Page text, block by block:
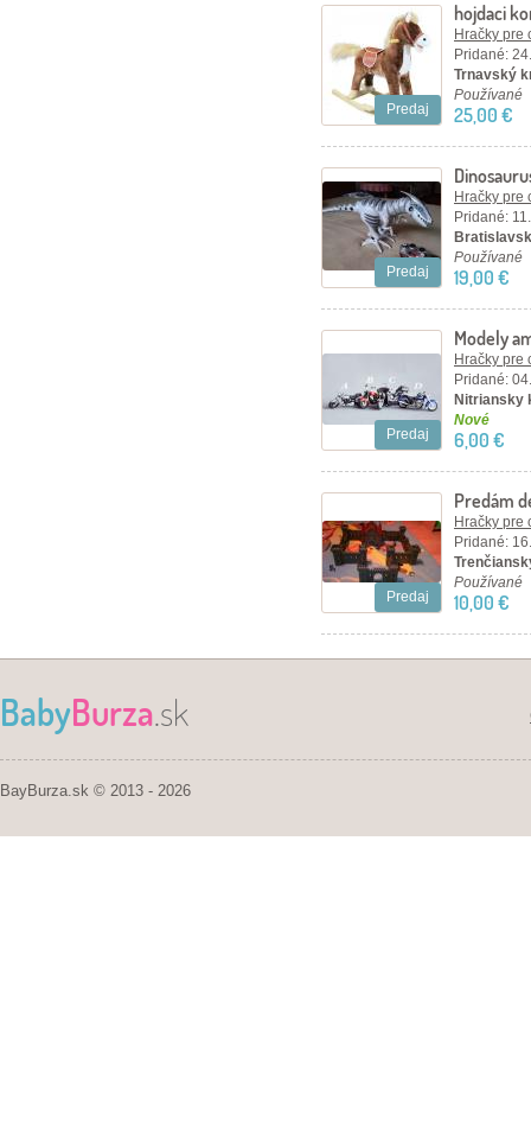
Predaj
hojdaci
Hračky pre
Pridané:
Trnavský
Používané
25,00 €
Predaj
Hračky pre
Pridané:
Používané
19,00 €
Predaj
Modely
Hračky pre
Pridané:
Nitriansky
Nové
6,00 €
Predaj
Predám
deti
Hračky pre
Pridané:
Používané
10,00 €
BabyBurza.sk
BayBurza.sk © 2013 - 2026